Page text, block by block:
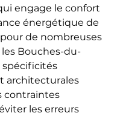
engage le confort
énergétique de
de nombreuses
les Bouches-du-
spécificités
architecturales
contraintes
les erreurs